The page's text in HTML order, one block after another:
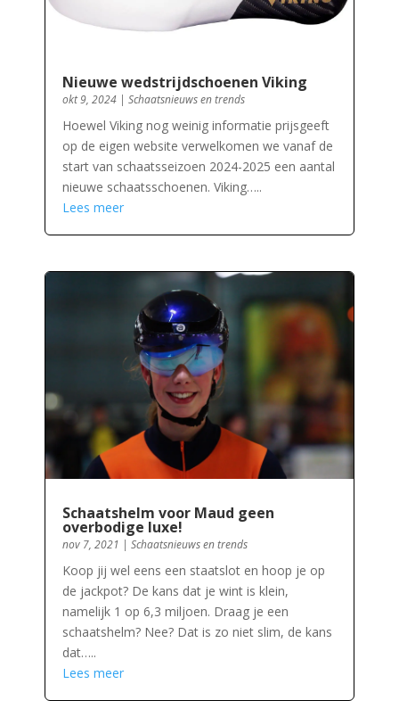
Nieuwe wedstrijdschoenen Viking
okt 9, 2024| Schaatsnieuws en trends
Hoewel Viking nog weinig informatie prijsgeeft
op de eigen website verwelkomen we vanaf de
start van schaatsseizoen 2024-2025 een aantal
nieuwe schaatsschoenen. Viking…..
Lees meer
Schaatshelm voor Maud geen
overbodige luxe!
nov 7, 2021 | Schaatsnieuws en trends
Koop jij wel eens een staatslot en hoop je op
de jackpot? De kans dat je wint is klein,
namelijk 1 op 6,3 miljoen. Draag je een
schaatshelm? Nee? Dat is zo niet slim, de kans
dat…..
Lees meer